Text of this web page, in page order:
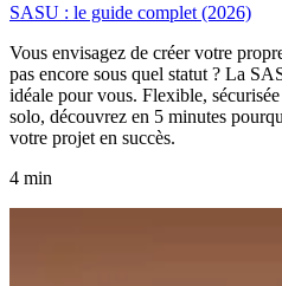
SASU : le guide complet (2026)
Vous envisagez de créer votre
pas encore sous quel statut ? La
idéale pour vous. Flexible,
solo, découvrez en 5 minutes
votre projet en succès.
4 min